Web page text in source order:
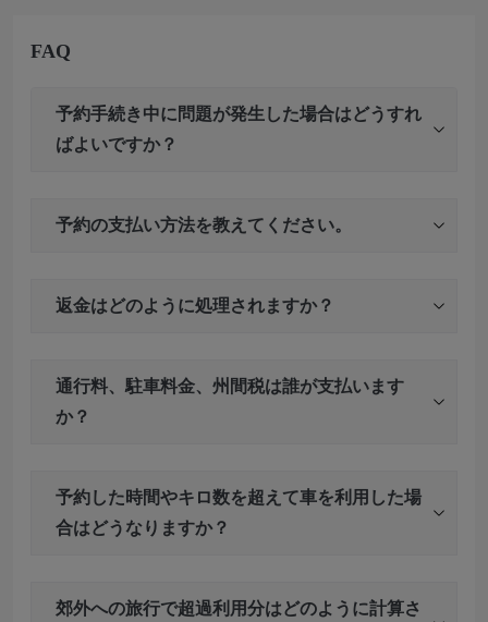
FAQ
予約手続き中に問題が発生した場合はどうすれ
ばよいですか？
予約の支払い方法を教えてください。
返金はどのように処理されますか？
通行料、駐車料金、州間税は誰が支払います
か？
予約した時間やキロ数を超えて車を利用した場
合はどうなりますか？
郊外への旅行で超過利用分はどのように計算さ